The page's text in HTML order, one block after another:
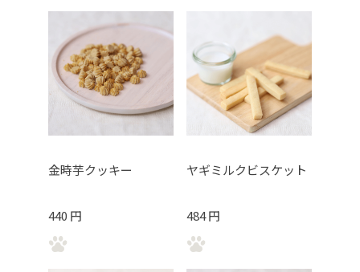
金時芋クッキー
440 円
ヤギミルクビスケット
484 円